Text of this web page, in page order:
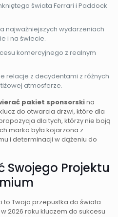
świata Ferrari i Paddock
najważniejszych wydarzeniach
i na świecie.
komercyjnego z realnym
relacje z decydentami z różnych
atmosferze.
pakiet sponsorskina
do otwarcia drzwi, które dla
dla tych, którzy nie boją
marka była kojarzona z
i determinacji w dążeniu do
Swojego Projektu
to Twoja przepustka do świata
2026 roku kluczem do sukcesu